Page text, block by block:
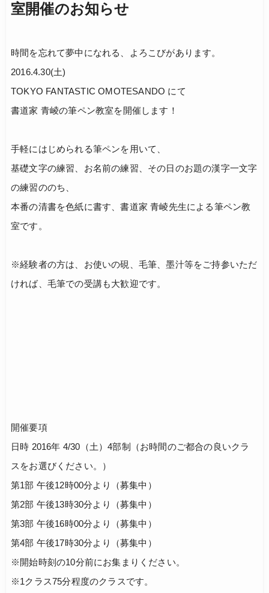
室開催のお知らせ
時間を忘れて夢中になれる、よろこびがあります。
2016.4.30(土)
TOKYO FANTASTIC OMOTESANDO にて
書道家 青崚の筆ペン教室を開催します！
手軽にはじめられる筆ペンを用いて、
基礎文字の練習、お名前の練習、その日のお題の漢字一文字
の練習ののち、
本番の清書を色紙に書す、書道家 青崚先生による筆ペン教
室です。
※経験者の方は、お使いの硯、毛筆、墨汁等をご持参いただ
ければ、毛筆での受講も大歓迎です。
開催要項
日時 2016年 4/30（土）4部制（お時間のご都合の良いクラ
スをお選びください。）
第1部 午後12時00分より（募集中）
第2部 午後13時30分より（募集中）
第3部 午後16時00分より（募集中）
第4部 午後17時30分より（募集中）
※開始時刻の10分前にお集まりください。
※1クラス75分程度のクラスです。